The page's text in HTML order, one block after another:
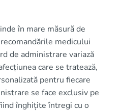
în mare măsură de
medicului
de administrare variază
care se tratează,
pentru fiecare
se face exclusiv pe
înghițite întregi cu o